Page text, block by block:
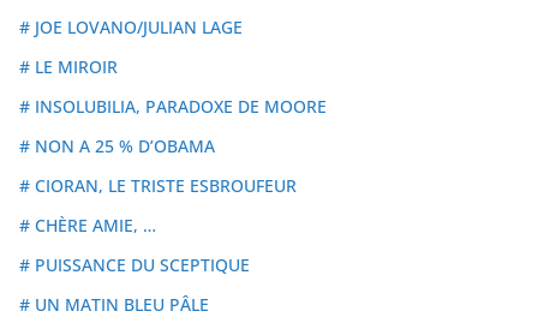
# JOE LOVANO/JULIAN LAGE
# LE MIROIR
# INSOLUBILIA, PARADOXE DE MOORE
# NON A 25 % D’OBAMA
# CIORAN, LE TRISTE ESBROUFEUR
# CHÈRE AMIE, …
# PUISSANCE DU SCEPTIQUE
# UN MATIN BLEU PÂLE